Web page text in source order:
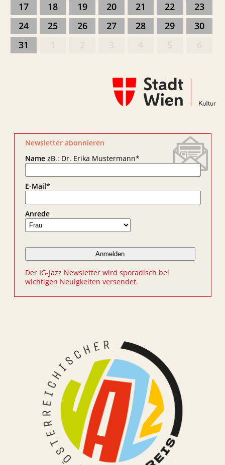
17
18 19 20 21 22
23
24
25 26 27 28 29
30
31
Newsletter abonnieren
NamezB.: Dr. Erika Mustermann*
E-Mail*
Anrede
Der IG-Jazz Newsletter wird sporadisch bei
wichtigen Neuigkeiten versendet.